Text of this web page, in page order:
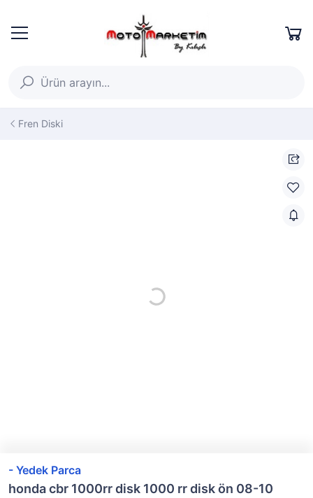
Fren Diski
- Yedek Parca
honda cbr 1000rr disk 1000 rr disk ön 08-10